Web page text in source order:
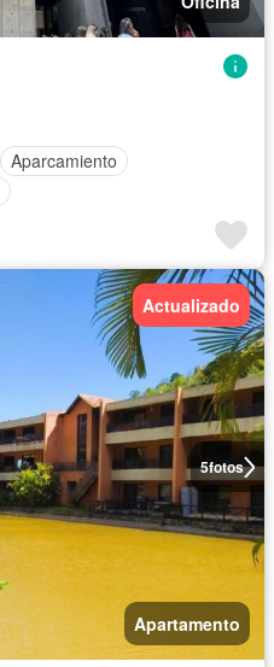
Aparcamiento
5fotos
Actualizado
Apartamento